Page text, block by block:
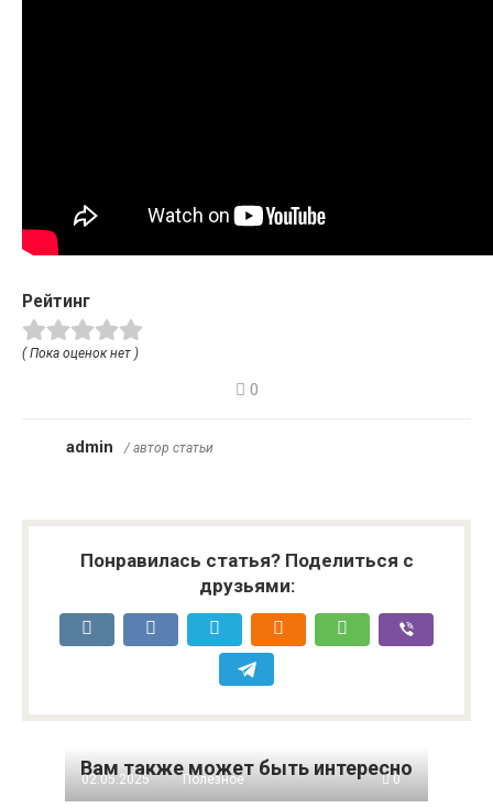
Рейтинг
( Пока оценок нет )
0
admin / автор статьи
Понравилась статья? Поделиться с
друзьями:
Вам также может быть интересно
02.05.2025 Полезное 0